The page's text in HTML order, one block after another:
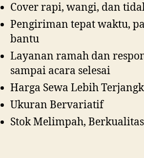
Cover rapi, wangi, dan
Pengiriman tepat waktu,
bantu
Layanan ramah dan
sampai acara selesai
Harga Sewa Lebih
Ukuran Bervariatif
Stok Melimpah, Berkualitas